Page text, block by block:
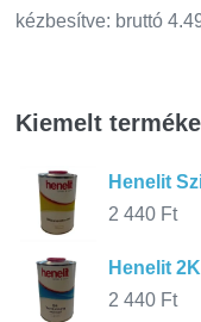
kézbesítve: bruttó
Kiemelt
Henelit
2 440 Ft
Henelit
2 440 Ft